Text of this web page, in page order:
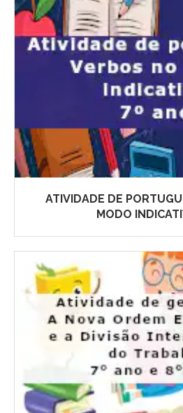
ATIVIDADE DE
MODO